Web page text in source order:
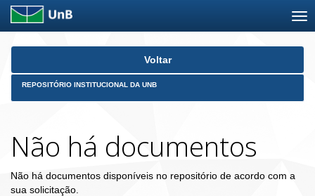
Skip
Voltar
REPOSITÓRIO INSTITUCIONAL DA UNB
Não há documentos
Não há documentos disponíveis no repositório de acordo com a
sua solicitação.